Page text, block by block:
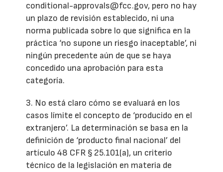
conditional-approvals@fcc.gov, pero no hay
un plazo de revisión establecido, ni una
norma publicada sobre lo que significa en la
práctica ‘no supone un riesgo inaceptable’, ni
ningún precedente aún de que se haya
concedido una aprobación para esta
categoría.
3. No está claro cómo se evaluará en los
casos límite el concepto de ‘producido en el
extranjero’. La determinación se basa en la
definición de ‘producto final nacional’ del
artículo 48 CFR § 25.101(a), un criterio
técnico de la legislación en materia de